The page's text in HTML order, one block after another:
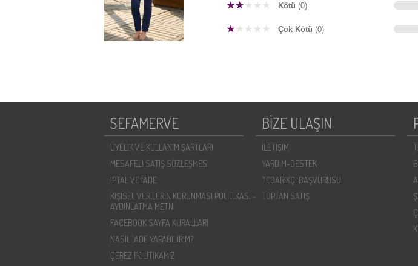
Kötü (0)
Çok Kötü (0)
SEFAMERVE
ÜYELIK VE KULLANIM ŞARTLARI
MESAFELI SATIŞ SÖZLEŞMESI
İPTAL VE İADE
KIŞISEL VERILERIN KORUNMASI POLITIKASI -
AYDINLATMA METNI
FACEBOOK SAYFA KURALLARI
NASIL İADE YAPABILIRIM?
ÇEREZ POLITIKAMIZ
BİZE ULAŞIN
İLETIŞIM
YARDIM-DESTEK
TEDARIKÇI BAŞVURUSU
TOPTAN SATIŞ